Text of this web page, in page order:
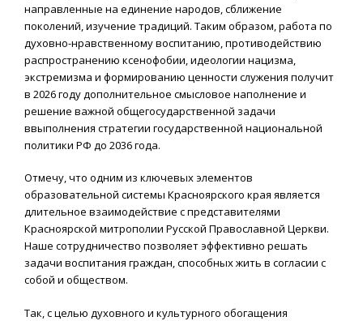
направленные на единение народов, сближение
поколений, изучение традиций. Таким образом, работа по
духовно-нравственному воспитанию, противодействию
распространению ксенофобии, идеологии нацизма,
экстремизма и формированию ценности служения получит
в 2026 году дополнительное смысловое наполнение и
решение важной общегосударственной задачи
ввыполнения стратегии государственной национальной
политики РФ до 2036 года.
Отмечу, что одним из ключевых элементов
образовательной системы Красноярского края является
длительное взаимодействие с представителями
Красноярской митрополии Русской Православной Церкви.
Наше сотрудничество позволяет эффективно решать
задачи воспитания граждан, способных жить в согласии с
собой и обществом.
Так, с целью духовного и культурного обогащения